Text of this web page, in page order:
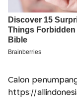
Calon
https://